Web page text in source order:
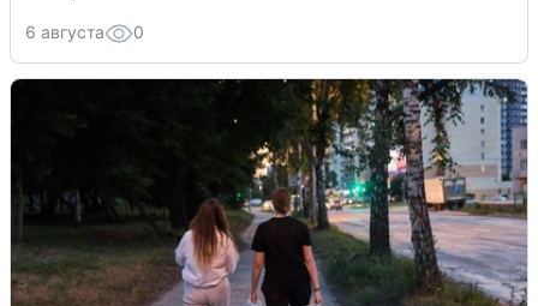
6 августа 0